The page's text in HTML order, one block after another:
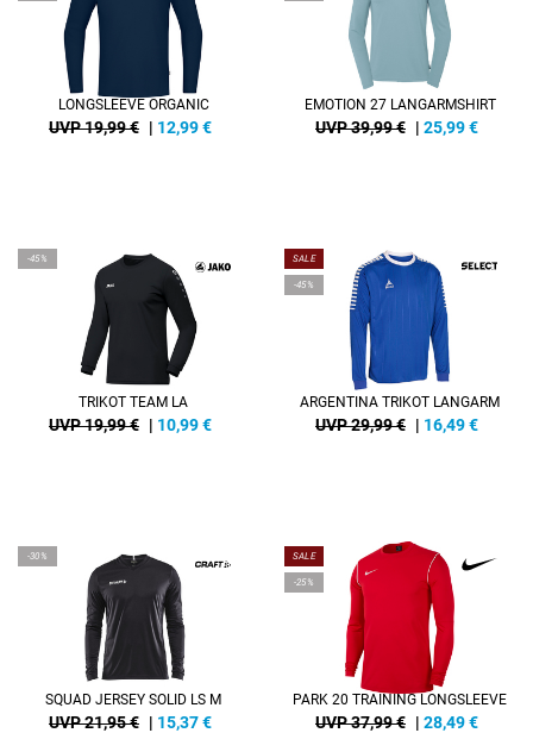
LONGSLEEVE ORGANIC
UVP 19,99 € | 12,99€
EMOTION 27 LANGARMSHIRT
UVP 39,99 € | 25,99€
-45%
TRIKOT TEAM LA
UVP 19,99 € | 10,99€
SALE
-45%
ARGENTINA TRIKOT LANGARM
UVP 29,99 € | 16,49€
-30%
SQUAD JERSEY SOLID LS M
UVP 21,95 € | 15,37€
SALE
-25%
PARK 20 TRAINING LONGSLEEVE
UVP 37,99 € | 28,49€